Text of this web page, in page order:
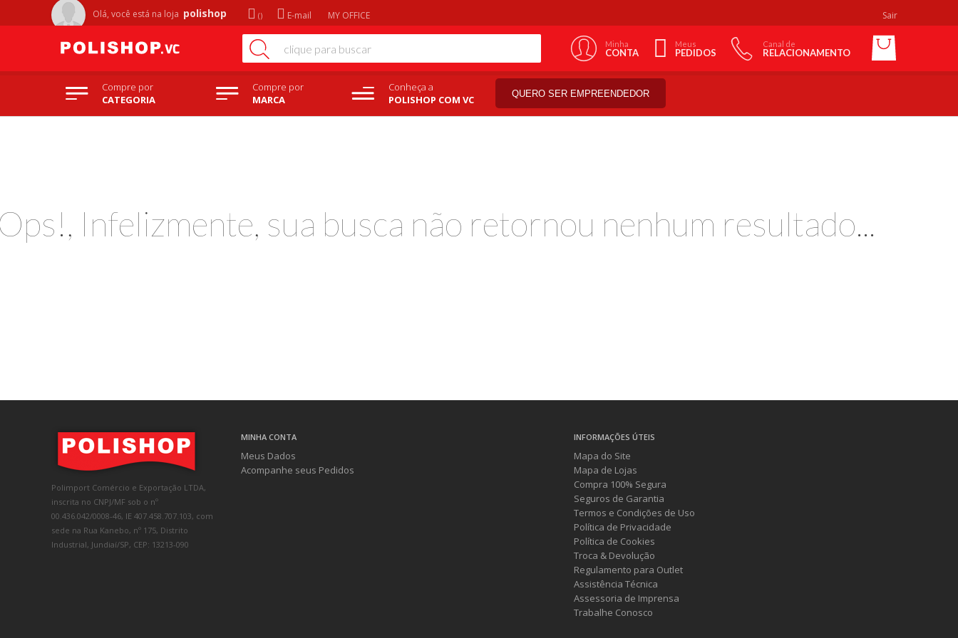
Olá, você está na loja polishop E-mail MY OFFICE Sair
Minha
CONTA
Meus
PEDIDOS
Canal de
RELACIONAMENTO
Compre por
CATEGORIA
Compre por
MARCA
Conheça a
POLISHOP COM VC
QUERO SER EMPREENDEDOR
Infelizmente, sua busca não retornou nenhum resultado...
Polimport Comércio e Exportação LTDA,
inscrita no CNPJ/MF sob o nº
00.436.042/0008-46, IE 407.458.707.103, com
sede na Rua Kanebo, nº 175, Distrito
Industrial, Jundiaí/SP, CEP: 13213-090
MINHA CONTA
Meus Dados
Acompanhe seus Pedidos
INFORMAÇÕES ÚTEIS
Mapa do Site
Mapa de Lojas
Compra 100% Segura
Seguros de Garantia
Termos e Condições de Uso
Política de Privacidade
Política de Cookies
Troca & Devolução
Regulamento para Outlet
Assistência Técnica
Assessoria de Imprensa
Trabalhe Conosco